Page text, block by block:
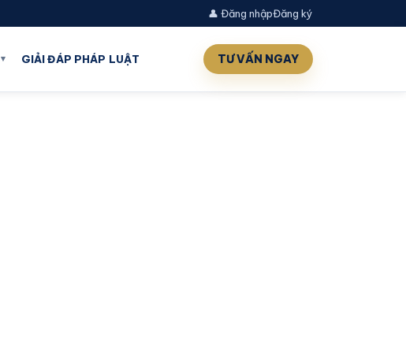
👤 Đăng nhậpĐăng ký
▾ GIẢI ĐÁP PHÁP LUẬT TƯ VẤN NGAY